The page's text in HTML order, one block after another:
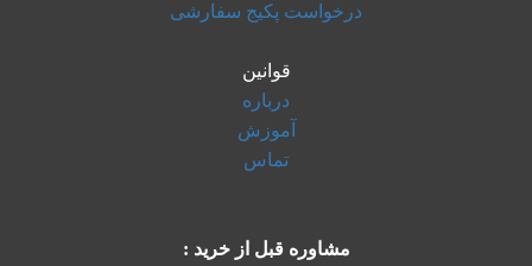
درخواست پکیج سفارشی
قوانین
درباره
آموزش
تماس
مشاوره قبل از خرید :